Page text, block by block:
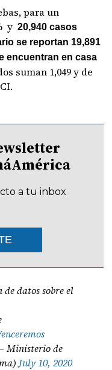
para un
y20,940 casos
se reportan 19,891
encuentran en casa
suman 1,049 y de
a tu inbox
datos sobre el
Ministerio de
July 10, 2020